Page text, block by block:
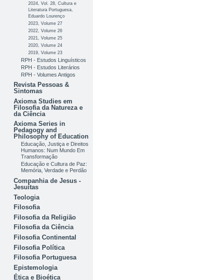
2024, Vol. 28, Cultura e
Literatura Portuguesa,
Eduardo Lourenço
2023, Volume 27
2022, Volume 26
2021, Volume 25
2020, Volume 24
2019, Volume 23
RPH - Estudos Linguísticos
RPH - Estudos Literários
RPH - Volumes Antigos
Revista Pessoas &
Sintomas
Axioma Studies em
Filosofia da Natureza e
da Ciência
Axioma Series in
Pedagogy and
Philosophy of Education
Educação, Justiça e Direitos
Humanos: Num Mundo Em
Transformação
Educação e Cultura de Paz:
Memória, Verdade e Perdão
Companhia de Jesus -
Jesuítas
Teologia
Filosofia
Filosofia da Religião
Filosofia da Ciência
Filosofia Continental
Filosofia Política
Filosofia Portuguesa
Epistemologia
Ética e Bioética